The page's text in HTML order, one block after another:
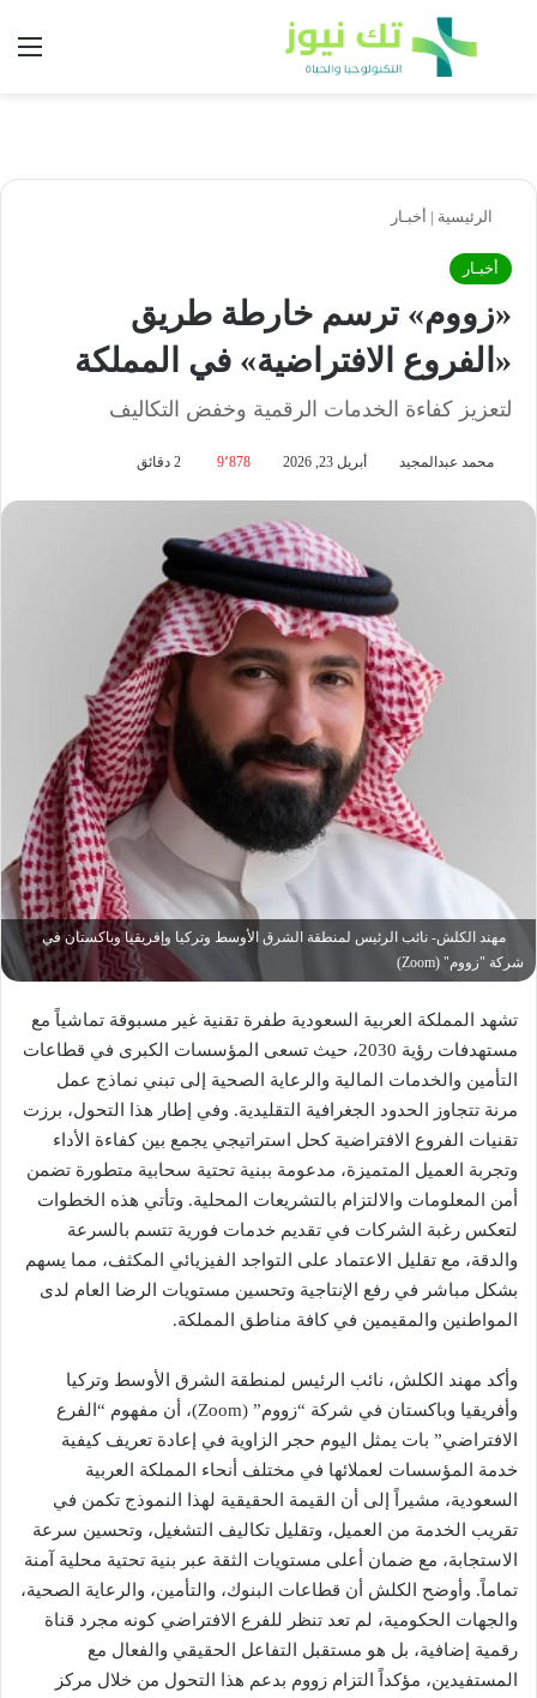
بحث عن
الرئيسية | أخبـار
أخبـار
«زووم» ترسم خارطة طريق
«الفروع الافتراضية» في المملكة
لتعزيز كفاءة الخدمات الرقمية وخفض التكاليف
محمد عبدالمجيد أبريل 23, 2026 9٬878
مهند الكلش- نائب الرئيس لمنطقة الشرق الأوسط وتركيا وإفريقيا وباكستان في
شركة "زووم" (Zoom)
تشهد المملكة العربية السعودية طفرة تقنية غير مسبوقة تماشياً مع
مستهدفات رؤية 2030، حيث تسعى المؤسسات الكبرى في قطاعات
التأمين والخدمات المالية والرعاية الصحية إلى تبني نماذج عمل
مرنة تتجاوز الحدود الجغرافية التقليدية. وفي إطار هذا التحول، برزت
تقنيات الفروع الافتراضية كحل استراتيجي يجمع بين كفاءة الأداء
وتجربة العميل المتميزة، مدعومة ببنية تحتية سحابية متطورة تضمن
أمن المعلومات والالتزام بالتشريعات المحلية. وتأتي هذه الخطوات
لتعكس رغبة الشركات في تقديم خدمات فورية تتسم بالسرعة
والدقة، مع تقليل الاعتماد على التواجد الفيزيائي المكثف، مما يسهم
بشكل مباشر في رفع الإنتاجية وتحسين مستويات الرضا العام لدى
المواطنين والمقيمين في كافة مناطق المملكة.
وأكد مهند الكلش، نائب الرئيس لمنطقة الشرق الأوسط وتركيا
وأفريقيا وباكستان في شركة “زووم” (Zoom)، أن مفهوم “الفرع
الافتراضي” بات يمثل اليوم حجر الزاوية في إعادة تعريف كيفية
خدمة المؤسسات لعملائها في مختلف أنحاء المملكة العربية
السعودية، مشيراً إلى أن القيمة الحقيقية لهذا النموذج تكمن في
تقريب الخدمة من العميل، وتقليل تكاليف التشغيل، وتحسين سرعة
الاستجابة، مع ضمان أعلى مستويات الثقة عبر بنية تحتية محلية آمنة
تماماً. وأوضح الكلش أن قطاعات البنوك، والتأمين، والرعاية الصحية،
والجهات الحكومية، لم تعد تنظر للفرع الافتراضي كونه مجرد قناة
رقمية إضافية، بل هو مستقبل التفاعل الحقيقي والفعال مع
المستفيدين، مؤكداً التزام زووم بدعم هذا التحول من خلال مركز